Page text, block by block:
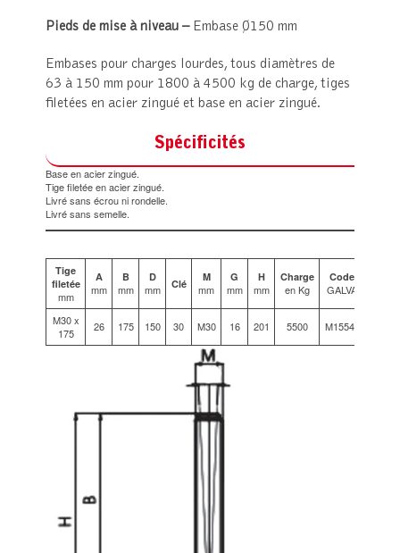
Pieds de mise à niveau – Embase Ø150 mm
Embases pour charges lourdes, tous diamètres de
63 à 150 mm pour 1800 à 4500 kg de charge, tiges
filetées en acier zingué et base en acier zingué.
Spécificités
Base en acier zingué.
Tige filetée en acier zingué.
Livré sans écrou ni rondelle.
Livré sans semelle.
Tige
filetée
mm
A
mm
B
mm
D
mm Clé
M
mm
G
mm
H
mm
Charge
en Kg
Code
GALVA
M30 x
175
26 175 150 30 M30 16 201 5500 M15540